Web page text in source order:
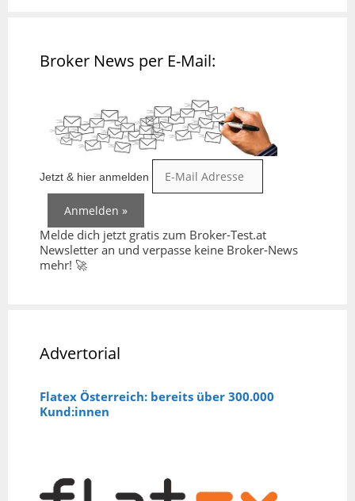
Broker News per E-Mail:
Jetzt & hier anmelden
Melde dich jetzt gratis zum Broker-Test.at
Newsletter an und verpasse keine Broker-News
mehr! 🚀
Advertorial
Flatex Österreich: bereits über 300.000
Kund:innen